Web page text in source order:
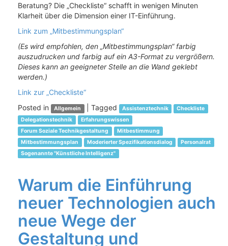
Beratung? Die „Checkliste“ schafft in wenigen Minuten
Klarheit über die Dimension einer IT-Einführung.
Link zum „Mitbestimmungsplan“
(Es wird empfohlen, den „Mitbestimmungsplan“ farbig
auszudrucken und farbig auf ein A3-Format zu vergrößern.
Dieses kann an geeigneter Stelle an die Wand geklebt
werden.)
Link zur „Checkliste“
Posted in
Allgemein Tagged Assistenztechnik
Checkliste
Delegationstechnik
Erfahrungswissen
Forum Soziale Technikgestaltung
Mitbestimmung
Mitbestimmungsplan
Moderierter Spezifikationsdialog
Personalrat
Sogenannte "Künstliche Intelligenz"
Warum die Einführung
neuer Technologien auch
neue Wege der
Gestaltung und